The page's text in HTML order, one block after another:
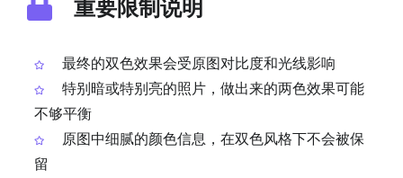
重要限制说明
最终的双色效果会受原图对比度和光线影响
特别暗或特别亮的照片，做出来的两色效果可能
不够平衡
原图中细腻的颜色信息，在双色风格下不会被保
留